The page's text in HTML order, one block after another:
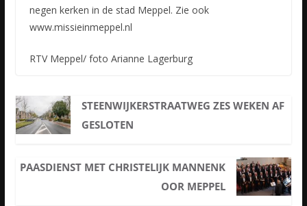
negen kerken in de stad Meppel. Zie ook
www.missieinmeppel.nl
RTV Meppel/ foto Arianne Lagerburg
STEENWIJKERSTRAATWEG ZES WEKEN AF
GESLOTEN
PAASDIENST MET CHRISTELIJK MANNENK
OOR MEPPEL